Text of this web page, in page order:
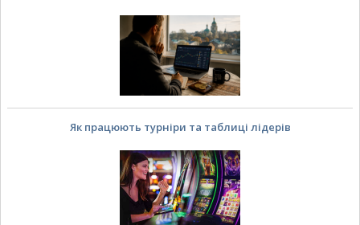
Як працюють турніри та таблиці лідерів